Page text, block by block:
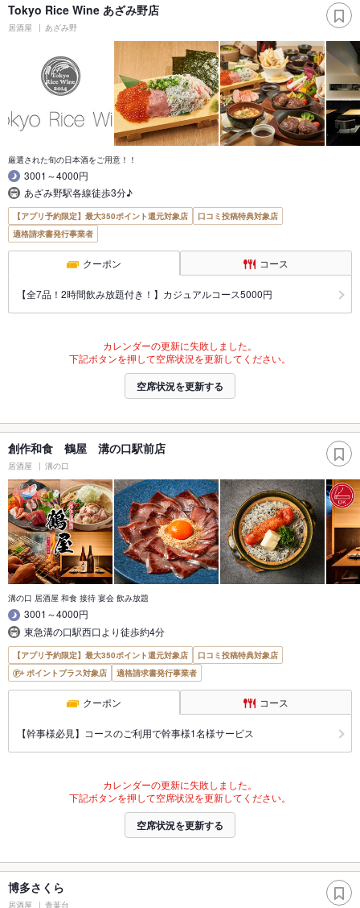
Tokyo Rice Wine あざみ野店
居酒屋 あざみ野
厳選された旬の日本酒をご用意！！
3001～4000円
あざみ野駅各線徒歩3分♪
【アプリ予約限定】最大350ポイント還元対象店
口コミ投稿特典対象店
適格請求書発行事業者
クーポン コース
【全7品！2時間飲み放題付き！】カジュアルコース5000円
カレンダーの更新に失敗しました。
下記ボタンを押して空席状況を更新してください。
空席状況を更新する
創作和食 鶴屋 溝の口駅前店
居酒屋 溝の口
溝の口 居酒屋 和食 接待 宴会 飲み放題
3001～4000円
東急溝の口駅西口より徒歩約4分
【アプリ予約限定】最大350ポイント還元対象店
口コミ投稿特典対象店
ポイントプラス対象店
適格請求書発行事業者
クーポン コース
【幹事様必見】コースのご利用で幹事様1名様サービス
カレンダーの更新に失敗しました。
下記ボタンを押して空席状況を更新してください。
空席状況を更新する
博多さくら
居酒屋 青葉台